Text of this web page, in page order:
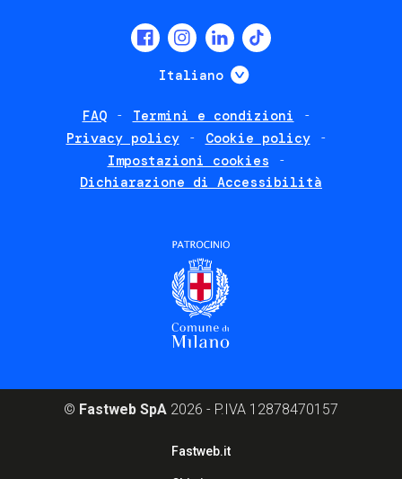
Italiano Mostra ulteriori
FAQ
Termini e condizioni
Privacy policy
Cookie policy
Impostazioni cookies
Dichiarazione di Accessibilità
© Fastweb SpA 2026 - P.IVA 12878470157
Fastweb.it